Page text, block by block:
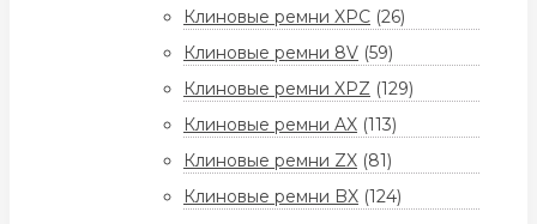
Клиновые ремни XPC (26)
Клиновые ремни 8V (59)
Клиновые ремни XPZ (129)
Клиновые ремни AX (113)
Клиновые ремни ZX (81)
Клиновые ремни BX (124)